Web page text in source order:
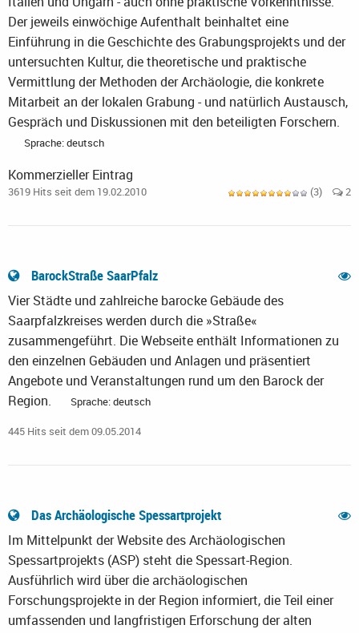
Der jeweils einwöchige Aufenthalt beinhaltet eine
Einführung in die Geschichte des Grabungsprojekts und der
untersuchten Kultur, die theoretische und praktische
Vermittlung der Methoden der Archäologie, die konkrete
Mitarbeit an der lokalen Grabung - und natürlich Austausch,
Gespräch und Diskussionen mit den beteiligten Forschern.
Sprache: deutsch
Kommerzieller Eintrag
3619 Hits seit dem 19.02.2010 (3) 2
BarockStraße SaarPfalz
Vier Städte und zahlreiche barocke Gebäude des
Saarpfalzkreises werden durch die »Straße«
zusammengeführt. Die Webseite enthält Informationen zu
den einzelnen Gebäuden und Anlagen und präsentiert
Angebote und Veranstaltungen rund um den Barock der
Region.
Sprache: deutsch
445 Hits seit dem 09.05.2014
Das Archäologische Spessartprojekt
Im Mittelpunkt der Website des Archäologischen
Spessartprojekts (ASP) steht die Spessart-Region.
Ausführlich wird über die archäologischen
Forschungsprojekte in der Region informiert, die Teil einer
umfassenden und langfristigen Erforschung der alten